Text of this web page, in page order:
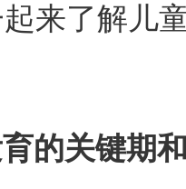
来了解儿
的关键期